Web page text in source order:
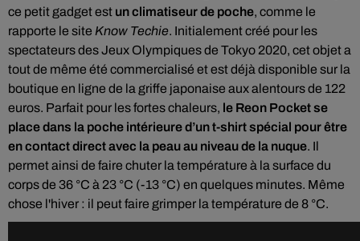
ce petit gadget est un climatiseur de poche, comme le
rapporte le site Know Techie. Initialement créé pour les
spectateurs des Jeux Olympiques de Tokyo 2020, cet objet a
tout de même été commercialisé et est déjà disponible sur la
boutique en ligne de la griffe japonaise aux alentours de 122
euros. Parfait pour les fortes chaleurs, le Reon Pocket se
place dans la poche intérieure d’un t-shirt spécial pour être
en contact direct avec la peau au niveau de la nuque. Il
permet ainsi de faire chuter la température à la surface du
corps de 36 °C à 23 °C (-13 °C) en quelques minutes. Même
chose l'hiver : il peut faire grimper la température de 8 °C.